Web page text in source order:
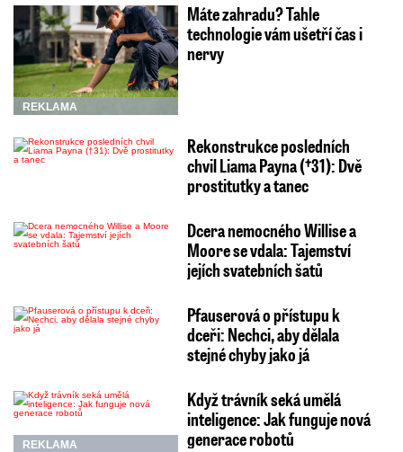
REKLAMA
Máte zahradu? Tahle
technologie vám ušetří čas i
nervy
Rekonstrukce posledních
chvil Liama Payna (†31): Dvě
prostitutky a tanec
Dcera nemocného Willise a
Moore se vdala: Tajemství
jejích svatebních šatů
Pfauserová o přístupu k
dceři: Nechci, aby dělala
stejné chyby jako já
REKLAMA
Když trávník seká umělá
inteligence: Jak funguje nová
generace robotů